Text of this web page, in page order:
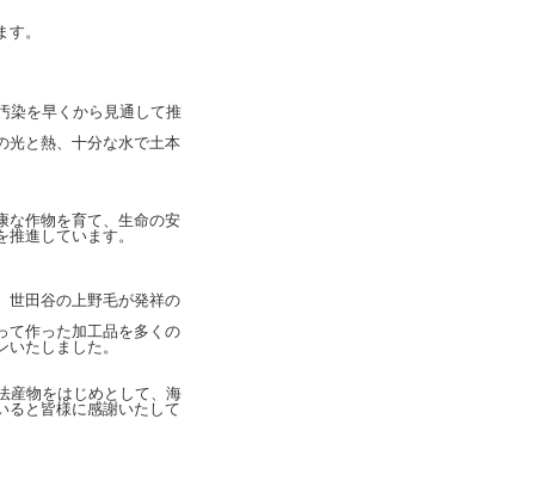
。
染を早くから見通して推
光と熱、十分な水で土本
な作物を育て、生命の安
進しています。
世田谷の上野毛が発祥の
て作った加工品を多くの
たしました。
産物をはじめとして、海
ると皆様に感謝いたして